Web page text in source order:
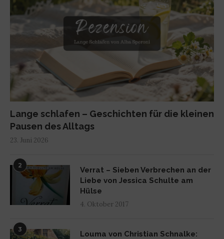
Lange schlafen – Geschichten für die kleinen
Pausen des Alltags
23. Juni 2026
2
Verrat – Sieben Verbrechen an der
Liebe von Jessica Schulte am
Hülse
4. Oktober 2017
3
Louma von Christian Schnalke: